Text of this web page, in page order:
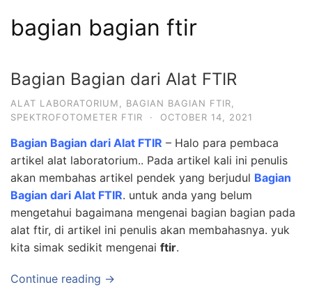
bagian bagian ftir
Bagian Bagian dari Alat FTIR
ALAT LABORATORIUM BAGIAN BAGIAN FTIR
SPEKTROFOTOMETER FTIR
· OCTOBER 14, 2021
Bagian Bagian dari Alat FTIR – Halo para pembaca
artikel alat laboratorium.. Pada artikel kali ini penulis
akan membahas artikel pendek yang berjudul Bagian
Bagian dari Alat FTIR. untuk anda yang belum
mengetahui bagaimana mengenai bagian bagian pada
alat ftir, di artikel ini penulis akan membahasnya. yuk
kita simak sedikit mengenai ftir.
Continue reading →